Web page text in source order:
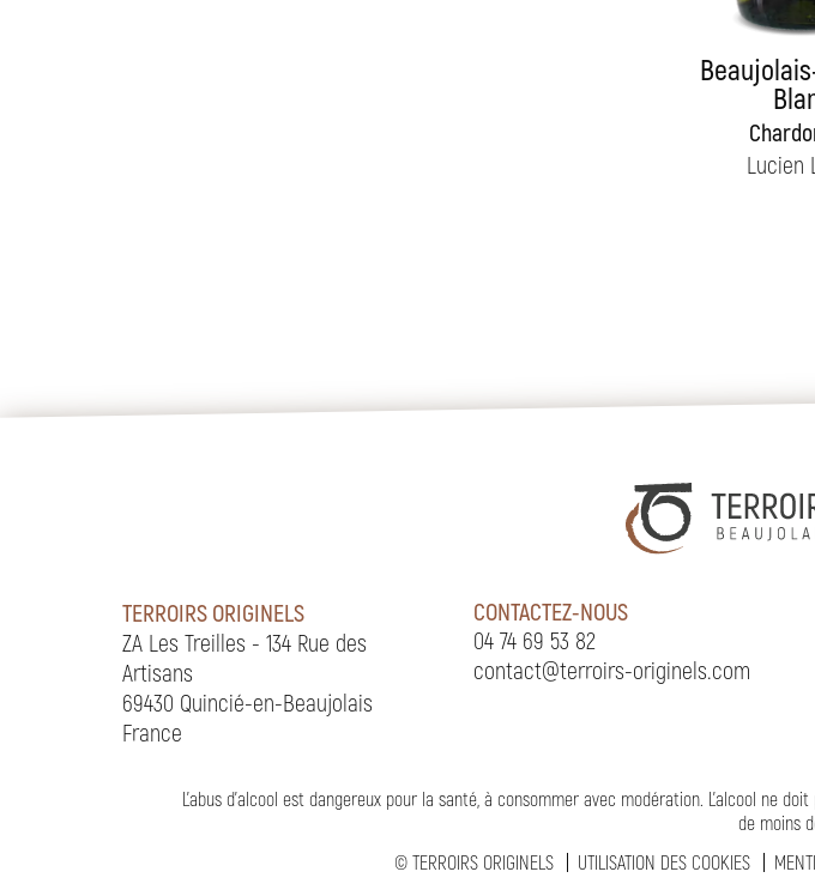
Lucien
TERROIRS ORIGINELS
ZA Les Treilles - 134 Rue des
Artisans
69430 Quincié-en-Beaujolais
France
CONTACTEZ-NOUS
04 74 69 53 82
contact@terroirs-originels.com
L'abus d'alcool est dangereux pour la santé, à consommer avec modération. L’alcool ne
de moins
© TERROIRS ORIGINELS UTILISATION DES COOKIES